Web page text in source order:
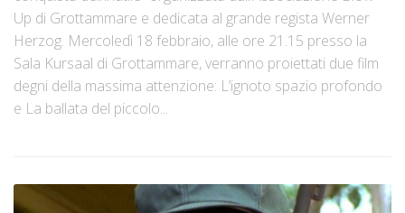
Up di Grottammare e dedicata al grande regista Werner
Herzog. Mercoledì 18 febbraio, alle ore 21.15 presso la
Sala Kursaal di Grottammare, verranno proiettati due film
degni della massima attenzione: L’ignoto spazio profondo
e La ballata del piccolo...